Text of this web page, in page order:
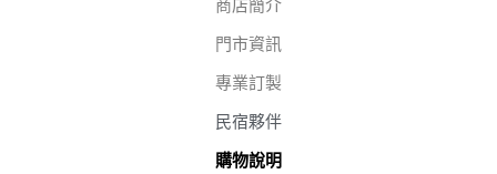
商店簡介
門市資訊
專業訂製
民宿夥伴
購物說明